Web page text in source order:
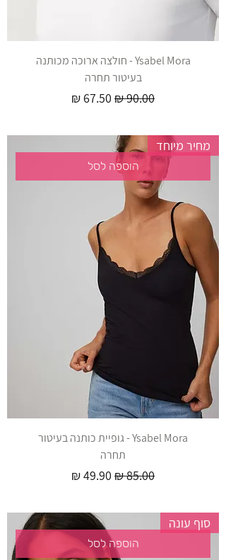
Ysabel Mora - חולצה ארוכה מכותנה
בעיטור תחרה
מחיר רגילמחיר מבצע
הוספה לסל
מחיר מיוחד
Ysabel Mora - גופיית כותנה בעיטור
תחרה
מחיר רגילמחיר מבצע
הוספה לסל
סוף עונה